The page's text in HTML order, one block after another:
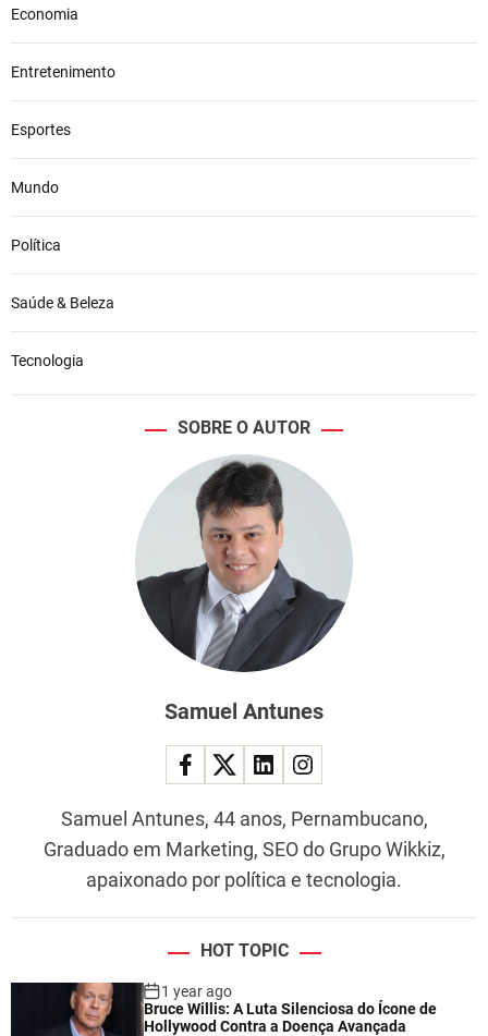
Economia
Entretenimento
Esportes
Mundo
Política
Saúde & Beleza
Tecnologia
SOBRE O AUTOR
Samuel Antunes
Samuel Antunes, 44 anos, Pernambucano,
Graduado em Marketing, SEO do Grupo Wikkiz,
apaixonado por política e tecnologia.
HOT TOPIC
1 year ago
Bruce Willis: A Luta Silenciosa do Ícone de
Hollywood Contra a Doença Avançada